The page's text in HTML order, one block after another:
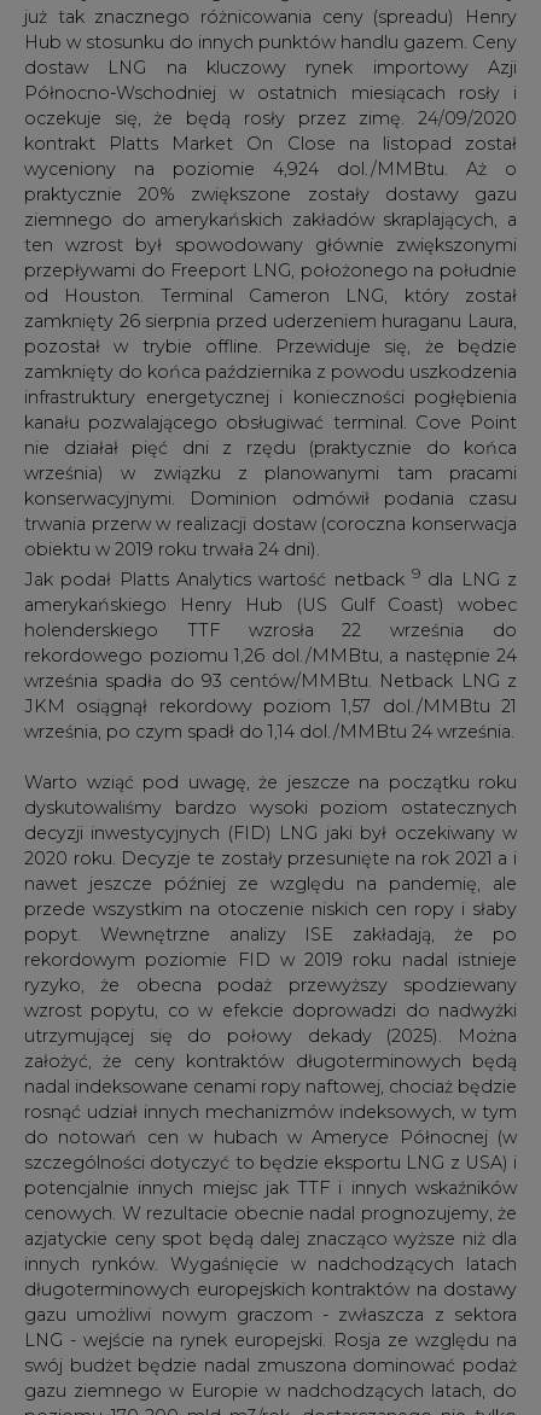
września) w związku z planowanymi tam pracami
konserwacyjnymi. Dominion odmówił podania czasu
trwania przerw w realizacji dostaw (coroczna konserwacja
obiektu w 2019 roku trwała 24 dni).
Jak podał Platts Analytics wartość netback
9dla LNG z
amerykańskiego Henry Hub (US Gulf Coast) wobec
holenderskiego TTF wzrosła 22 września do
rekordowego poziomu 1,26 dol./MMBtu, a następnie 24
września spadła do 93 centów/MMBtu. Netback LNG z
JKM osiągnął rekordowy poziom 1,57 dol./MMBtu 21
września, po czym spadł do 1,14 dol./MMBtu 24 września.
Warto wziąć pod uwagę, że jeszcze na początku roku
dyskutowaliśmy bardzo wysoki poziom ostatecznych
decyzji inwestycyjnych (FID) LNG jaki był oczekiwany w
2020 roku. Decyzje te zostały przesunięte na rok 2021 a i
nawet jeszcze później ze względu na pandemię, ale
przede wszystkim na otoczenie niskich cen ropy i słaby
popyt. Wewnętrzne analizy ISE zakładają, że po
rekordowym poziomie FID w 2019 roku nadal istnieje
ryzyko, że obecna podaż przewyższy spodziewany
wzrost popytu, co w efekcie doprowadzi do nadwyżki
utrzymującej się do połowy dekady (2025). Można
założyć, że ceny kontraktów długoterminowych będą
nadal indeksowane cenami ropy naftowej, chociaż będzie
rosnąć udział innych mechanizmów indeksowych, w tym
do notowań cen w hubach w Ameryce Północnej (w
szczególności dotyczyć to będzie eksportu LNG z USA) i
potencjalnie innych miejsc jak TTF i innych wskaźników
azjatyckie ceny spot będą dalej znacząco wyższe niż dla
innych rynków. Wygaśnięcie w nadchodzących latach
długoterminowych europejskich kontraktów na dostawy
gazu umożliwi nowym graczom - zwłaszcza z sektora
LNG - wejście na rynek europejski. Rosja ze względu na
swój budżet będzie nadal zmuszona dominować podaż
gazu ziemnego w Europie w nadchodzących latach, do
poziomu 170-200 mld m3/rok, dostarczanego nie tylko
poprzez połączenie kontraktów długoterminowych,
krótkoterminowych aukcji i sprzedaży przez europejskie
huby, ale także przez znaczące dostawy LNG.
Oczywistym jest, że norweski eksport pozostanie
zasadniczo stabilny, a elastyczne złoża w Norwegii, takie
jak Troll i Oseberg, odegrają kluczową rolę w zapewnianiu
elastyczności na europejskim rynku gazu. Kwestią dla
Polski bardzo ważną jest zagospodarowanie przez Total
już od 2022 roku duńskiego złoża Tyra. Ma to coraz
większe znaczenie, biorąc pod uwagę spadek wydobycia
z aktywów takich jak gigantyczne złoże Groningen w
Holandii (powinniśmy już jednak liczyć się z wygaszaniem
złoża). Europa będzie nadal odgrywać kluczową rolę
równoważącą na światowym rynku LNG, biorąc pod
uwagę jej nowe i wolne moce regazyfikacyjne oraz duże
magazyny. Spodziewamy się, nawet 30% dostaw gazu
do Europy będzie w postaci LNG.